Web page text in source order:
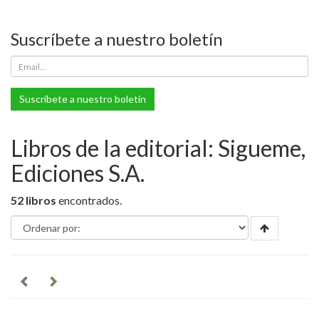
Suscríbete a nuestro boletín
Suscríbete a nuestro boletín
Libros de la editorial: Sigueme,
Ediciones S.A.
52 libros encontrados.